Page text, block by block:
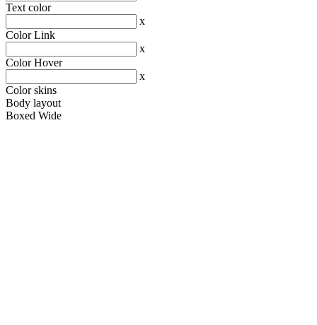
Text color
x
Color Link
x
Color Hover
x
Color skins
Body layout
Boxed Wide